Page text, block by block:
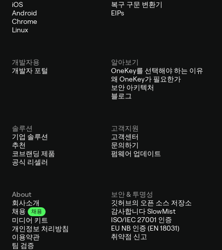
iOS
Android
Chrome
Linux
복구 구문 변환기
EIPs
개발자용
개발자 포털
알아보기
OneKey를 선택해야 하는 이유
왜 OneKey가 필요한가
보안 아키텍처
블로그
솔루션
기업 솔루션
추천
코브랜딩 제품
공식 리셀러
고객지원
고객센터
문의하기
펌웨어 업데이트
About
회사소개
채용
채용
미디어 키트
개인정보 처리방침
이용약관
팀 검증
보안 & 투명성
깃허브의 오픈 소스 저장소
감사합니다 SlowMist
ISO/IEC 27001 인증
EU NB 인증 (EN 18031)
취약점 신고